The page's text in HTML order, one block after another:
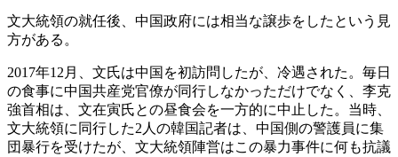
文大統領の就任後、中国政府には相当な譲歩をしたという見
方がある。
2017年12月、文氏は中国を初訪問したが、冷遇された。毎日
の食事に中国共産党官僚が同行しなかっただけでなく、李克
強首相は、文在寅氏との昼食会を一方的に中止した。当時、
文大統領に同行した2人の韓国記者は、中国側の警護員に集
団暴行を受けたが、文大統領陣営はこの暴力事件に何も抗議